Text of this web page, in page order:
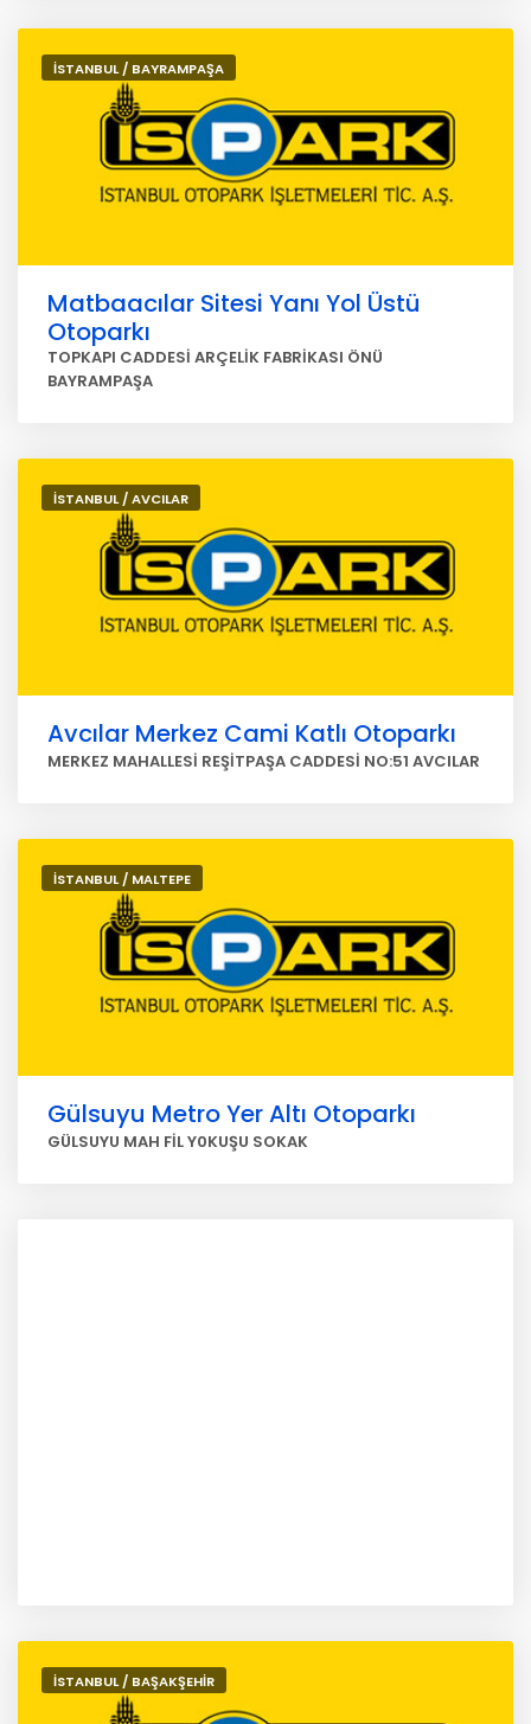
İSTANBUL / BAYRAMPAŞA
Matbaacılar Sitesi Yanı Yol Üstü
Otoparkı
TOPKAPI CADDESİ ARÇELİK FABRİKASI ÖNÜ
BAYRAMPAŞA
İSTANBUL / AVCILAR
Avcılar Merkez Cami Katlı Otoparkı
MERKEZ MAHALLESİ REŞİTPAŞA CADDESİ NO:51 AVCILAR
İSTANBUL / MALTEPE
Gülsuyu Metro Yer Altı Otoparkı
GÜLSUYU MAH FİL Y0KUŞU SOKAK
İSTANBUL / BAŞAKŞEHİR